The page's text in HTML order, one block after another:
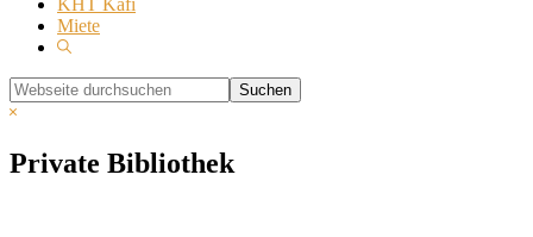
KHT Kafi
Miete
Show
Webseite
durchsuchen
Hide
Private Bibliothek